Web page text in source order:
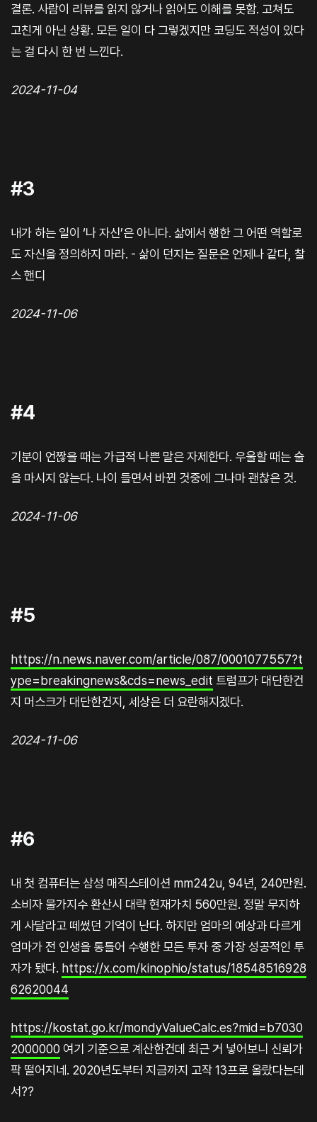
결론. 사람이 리뷰를 읽지 않거나 읽어도 이해를 못함. 고쳐도
고친게 아닌 상황. 모든 일이 다 그렇겠지만 코딩도 적성이 있다
는 걸 다시 한 번 느낀다.
2024-11-04
#3
내가 하는 일이 ‘나 자신’은 아니다. 삶에서 행한 그 어떤 역할로
도 자신을 정의하지 마라. - 삶이 던지는 질문은 언제나 같다, 찰
스 핸디
2024-11-06
#4
기분이 언짢을 때는 가급적 나쁜 말은 자제한다. 우울할 때는 술
을 마시지 않는다. 나이 들면서 바뀐 것중에 그나마 괜찮은 것.
2024-11-06
#5
https://n.news.naver.com/article/087/0001077557?t
ype=breakingnews&cds=news_edit 트럼프가 대단한건
지 머스크가 대단한건지, 세상은 더 요란해지겠다.
2024-11-06
#6
내 첫 컴퓨터는 삼성 매직스테이션 mm242u, 94년, 240만원.
소비자 물가지수 환산시 대략 현재가치 560만원. 정말 무지하
게 사달라고 떼썼던 기억이 난다. 하지만 엄마의 예상과 다르게
엄마가 전 인생을 통틀어 수행한 모든 투자 중 가장 성공적인 투
자가 됐다. https://x.com/kinophio/status/18548516928
62620044
https://kostat.go.kr/mondyValueCalc.es?mid=b7030
2000000 여기 기준으로 계산한건데 최근 거 넣어보니 신뢰가
팍 떨어지네. 2020년도부터 지금까지 고작 13프로 올랐다는데
서??